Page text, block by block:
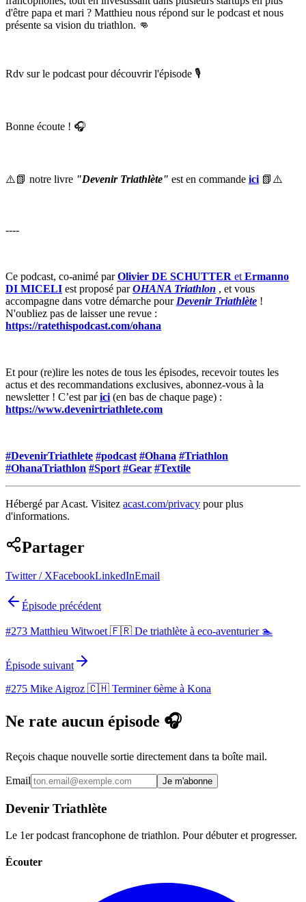
d'être papa et mari ? Matthieu nous répond sur le podcast et nous
présente sa vision du triathlon. 👊
Rdv sur le podcast pour découvrir l'épisode 🎙
Bonne écoute ! 🎧
⚠️📗 notre livre "Devenir Triathlète" est en commande ici 📗⚠️
----
Ce podcast, co-animé parOlivier DE SCHUTTER et Ermanno
DI MICELI est proposé parOHANA Triathlon , et vous
accompagne dans votre démarche pour Devenir Triathlète !
N'oubliez pas de laisser une revue :
https://ratethispodcast.com/ohana
Et pour (re)lire les notes de tous les épisodes, recevoir toutes les
actus et des recommandations exclusives, abonnez-vous à la
newsletter ! C’est parici (en bas de chaque page) :
https://www.devenirtriathlete.com
#DevenirTriathlete #podcast #Ohana #Triathlon
#OhanaTriathlon #Sport #Gear #Textile
Hébergé par Acast. Visitez acast.com/privacy pour plus
d'informations.
Partager
Twitter / XFacebookLinkedInEmail
Épisode précédent
#273 Matthieu Witwoet 🇫🇷 De triathlète à eco-aventurier 🏊
Épisode suivant
#275 Mike Aigroz 🇨🇭 Terminer 6ème à Kona
Ne rate aucun épisode 🎧
Reçois chaque nouvelle sortie directement dans ta boîte mail.
Email Je m'abonne
Devenir Triathlète
Le 1er podcast francophone de triathlon. Pour débuter et progresser.
Écouter